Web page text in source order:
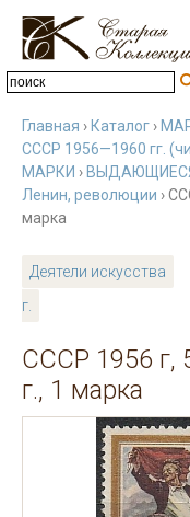
Главная › Каталог ›
СССР 1956—1960 гг.
МАРКИ ›
Ленин, революции ›
марка
Деятели искусства
г.
СССР 1956 г,
г., 1 марка